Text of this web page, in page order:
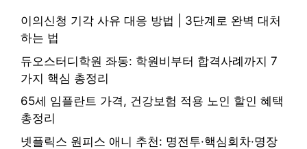
이의신청 기각 사유 대응 방법 | 3단계로 완벽 대처
하는 법
듀오스터디학원 좌동: 학원비부터 합격사례까지 7
가지 핵심 총정리
65세 임플란트 가격, 건강보험 적용 노인 할인 혜택
총정리
넷플릭스 원피스 애니 추천: 명전투·핵심회차·명장